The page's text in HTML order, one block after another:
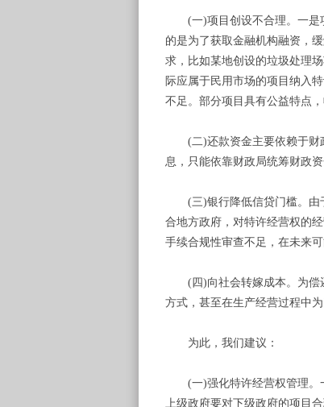
(一)项目创设不合理。一是项
的是为了获取金融机构融资，
求，比如某地创设的垃圾处理
际应属于民用市场的项目纳入
不足。部分项目具有公益特点
(二)还款资金主要依赖于财
息，只能依靠财政局统筹财政
(三)银行降低信贷门槛。由于
合地方政府，对特许经营权的
手续合规性审查不足，在未来
(四)向社会转嫁成本。为偿
方式，甚至在生产经营过程中
为此，我们建议：
(一)强化特许经营权管理。一
上级政府要对下级政府的项目